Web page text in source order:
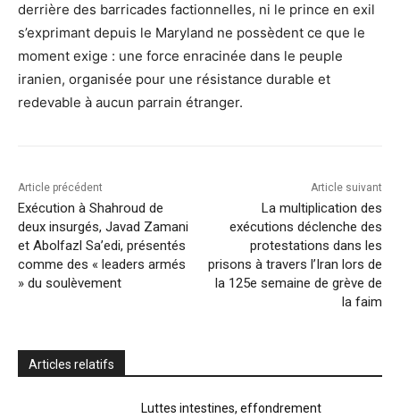
derrière des barricades factionnelles, ni le prince en exil
s’exprimant depuis le Maryland ne possèdent ce que le
moment exige : une force enracinée dans le peuple
iranien, organisée pour une résistance durable et
redevable à aucun parrain étranger.
Article précédent
Exécution à Shahroud de
deux insurgés, Javad Zamani
et Abolfazl Sa’edi, présentés
comme des « leaders armés
» du soulèvement
Article suivant
La multiplication des
exécutions déclenche des
protestations dans les
prisons à travers l’Iran lors de
la 125e semaine de grève de
la faim
Articles relatifs
Luttes intestines, effondrement